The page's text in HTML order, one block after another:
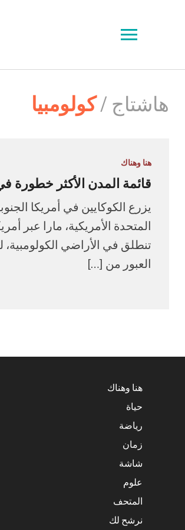
Toggle
navigationهاشتاج /كولومبيا
هنا وهناك
قائمة المدن الأكثر خطورة
يزرع الكوكايين في أمريكا
المتحدة الأمريكية، مارا عبر
تنطلق في الأراضي الكولومبية،
العبور من […]
هنا وهناك
حياة
رياضة
زمان
شاشة
علوم
المتحف
نرشح لك